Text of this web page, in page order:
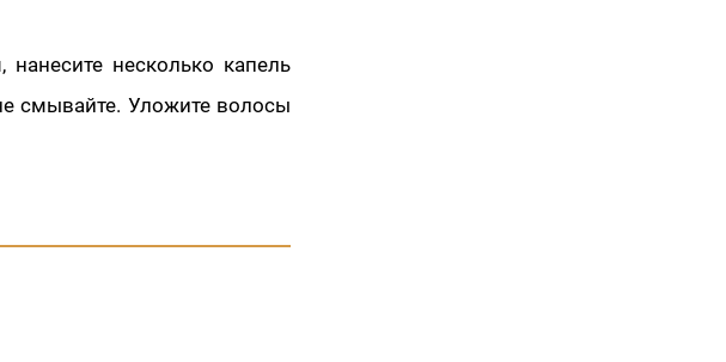
несколько капель
смывайте. Уложите волосы